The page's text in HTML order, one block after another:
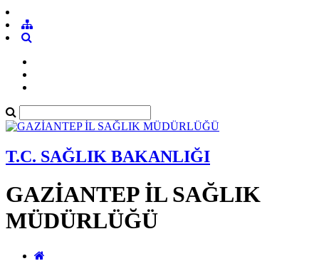
T.C. SAĞLIK BAKANLIĞI
GAZİANTEP İL SAĞLIK
MÜDÜRLÜĞÜ